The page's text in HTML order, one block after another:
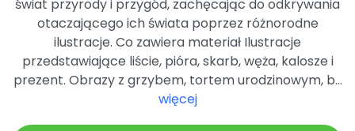
Archiwalne numery
Pomoc
Promocje
świat przyrody i przygód, zachęcając do odkrywania
otaczającego ich świata poprzez różnorodne
ilustracje. Co zawiera materiał Ilustracje
przedstawiające liście, pióra, skarb, węża, kalosze i
prezent. Obrazy z grzybem, tortem urodzinowym, b...
więcej